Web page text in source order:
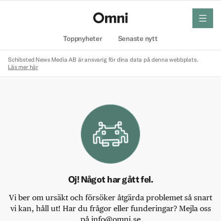
Toppnyheter Senaste nytt
meny
Schibsted News Media AB är ansvarig för dina data på denna webbplats.
Läs mer här
Oj! Något har gått fel.
Vi ber om ursäkt och försöker åtgärda problemet så snart
vi kan, håll ut! Har du frågor eller funderingar? Mejla oss